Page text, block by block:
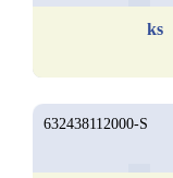
ks
632438112000-S